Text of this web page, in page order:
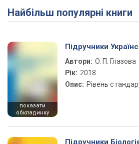
Найбільш популярні книги
показати
обкладинку
Підручники
Автори: О. П. Глазова
Рік: 2018
Опис: Рівень
Підручники